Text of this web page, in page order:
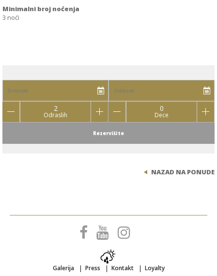
Minimalni broj noćenja
3 noći
2
Odraslih
0
Dece
Rezervišite
NAZAD NA PONUDE
Galerija Press Kontakt
Loyalty